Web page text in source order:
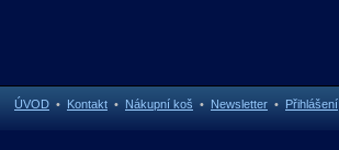
ÚVOD • Kontakt • Nákupní koš • Newsletter • Přihlášení